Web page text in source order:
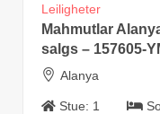
Leiligheter
Mahmutlar
salgs – 157605-
Alanya
Stue: 1